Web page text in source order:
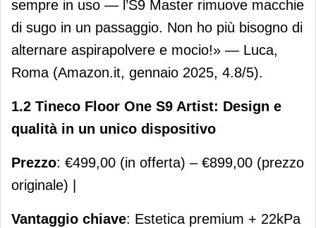
sempre in uso — l’S9 Master rimuove macchie
di sugo in un passaggio. Non ho più bisogno di
alternare aspirapolvere e mocio!» — Luca,
Roma (Amazon.it, gennaio 2025, 4.8/5).
1.2 Tineco Floor One S9 Artist: Design e
qualità in un unico dispositivo
Prezzo: €499,00 (in offerta) – €899,00 (prezzo
originale) |
Vantaggio chiave: Estetica premium + 22kPa